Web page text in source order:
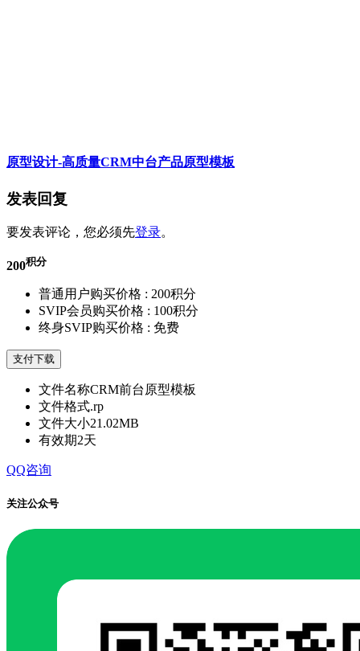
原型设计-高质量CRM中台产品原型模板
发表回复
要发表评论，您必须先登录。
200积分
普通用户购买价格 : 200积分
SVIP会员购买价格 : 100积分
终身SVIP购买价格 : 免费
支付下载
文件名称CRM前台原型模板
文件格式.rp
文件大小21.02MB
有效期2天
QQ咨询
关注公众号